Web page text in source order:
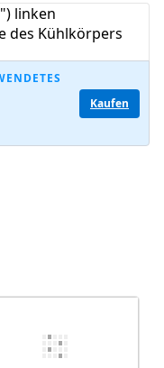
Kommentieren
Kaufen